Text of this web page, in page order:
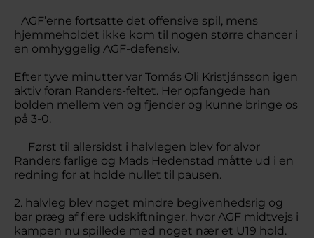
AGF’erne fortsatte det offensive spil, mens
hjemmeholdet ikke kom til nogen større chancer i
en omhyggelig AGF-defensiv.
Efter tyve minutter var Tomás Oli Kristjánsson igen
aktiv foran Randers-feltet. Her opfangede han
bolden mellem ven og fjender og kunne bringe os
på 3-0.
Først til allersidst i halvlegen blev for alvor
Randers farlige og Mads Hedenstad måtte ud i en
redning for at holde nullet til pausen.
2. halvleg blev noget mindre begivenhedsrig og
bar præg af flere udskiftninger, hvor AGF midtvejs i
kampen nu spillede med noget nær et U19 hold.